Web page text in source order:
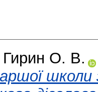
Гирин О. В.